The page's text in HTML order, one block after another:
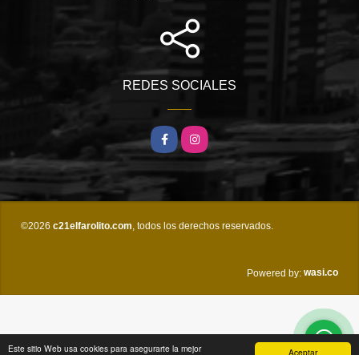
Aceptar
Este sitio Web usa cookies para asegurarte la mejor
REDES SOCIALES
FacebookInstagram
©2026 c21elfarolito.com, todos los derechos reservados.
Powered by: wasi.co